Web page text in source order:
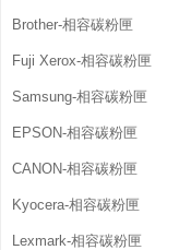
Brother-相容碳粉匣
Fuji Xerox-相容碳粉匣
Samsung-相容碳粉匣
EPSON-相容碳粉匣
CANON-相容碳粉匣
Kyocera-相容碳粉匣
Lexmark-相容碳粉匣